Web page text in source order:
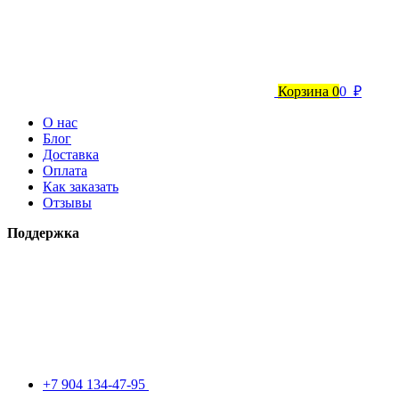
Корзина 00 ₽
О нас
Блог
Доставка
Оплата
Как заказать
Отзывы
Поддержка
+7 904 134-47-95